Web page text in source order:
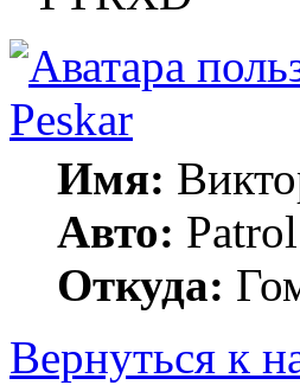
Peskar
Имя:
Авто:
Откуда:
Вернуться к